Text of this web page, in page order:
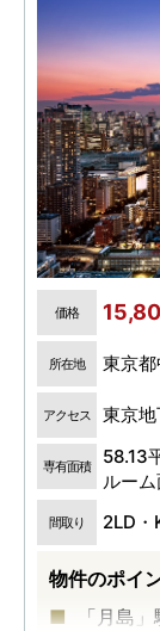
価格
所在地 東京
アクセス 東京
専有面積
58.13
ルー
間取り 2LD・
物件のポイ
「月島